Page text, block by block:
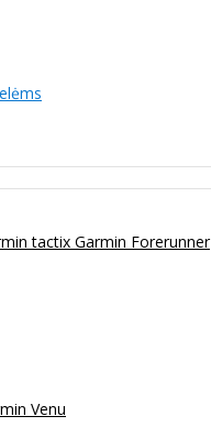
tactix Garmin Forerunner
Venu